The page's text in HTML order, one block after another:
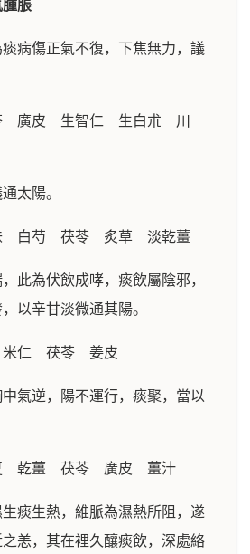
脹
病傷正氣不復，下焦無力，議
廣皮 生智仁 生白朮 川
太陽。
白芍 茯苓 炙草 淡乾薑
此為伏飲成哮，痰飲屬陰邪，
以辛甘淡微通其陽。
仁 茯苓 姜皮
氣逆，陽不運行，痰聚，當以
乾薑 茯苓 廣皮 薑汁
痰生熱，維脈為濕熱所阻，遂
恙，其在裡久釀痰飲，深處絡